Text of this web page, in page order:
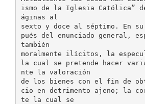
ismo de la Iglesia Católica”
áginas al
sexto y doce al séptimo. En su
pués del enunciado general,
también
moralmente ilícitos, la
la cual se pretende hacer
nte la valoración
de los bienes con el fin de
cio en detrimento ajeno; la
te la cual se